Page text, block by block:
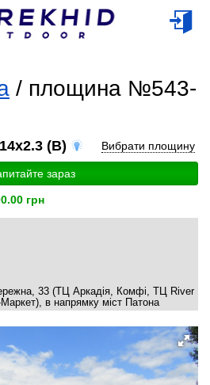
/ площина №543-
(B) Вибрати площину
зараз
грн
33 (ТЦ Аркадія, Комфі, ТЦ River
в напрямку міст Патона